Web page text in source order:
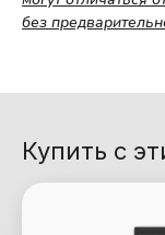
без
Купить с